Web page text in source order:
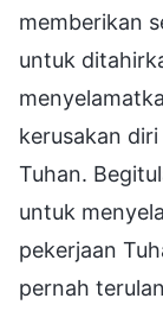
memberikan
untuk
kerusakan
Tuhan.
untuk
pekerjaan
pernah